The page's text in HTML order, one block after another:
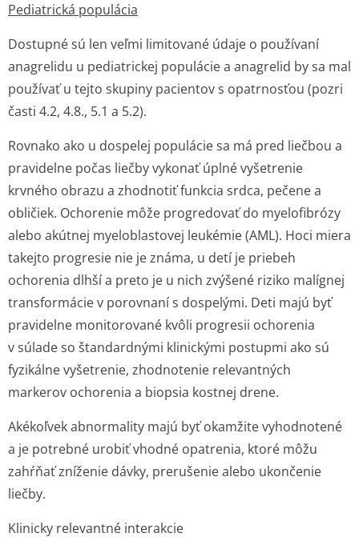
Pediatrická populácia
Dostupné sú len veľmi limitované údaje o používaní
anagrelidu u pediatrickej populácie a anagrelid by sa mal
používať u tejto skupiny pacientov s opatrnosťou (pozri
časti 4.2, 4.8., 5.1 a 5.2).
Rovnako ako u dospelej populácie sa má pred liečbou a
pravidelne počas liečby vykonať úplné vyšetrenie
krvného obrazu a zhodnotiť funkcia srdca, pečene a
obličiek. Ochorenie môže progredovať do myelofibrózy
alebo akútnej myeloblastovej leukémie (AML). Hoci miera
takejto progresie nie je známa, u detí je priebeh
ochorenia dlhší a preto je u nich zvýšené riziko malígnej
transformácie v porovnaní s dospelými. Deti majú byť
pravidelne monitorované kvôli progresii ochorenia
v súlade so štandardnými klinickými postupmi ako sú
fyzikálne vyšetrenie, zhodnotenie relevantných
markerov ochorenia a biopsia kostnej drene.
Akékoľvek abnormality majú byť okamžite vyhodnotené
a je potrebné urobiť vhodné opatrenia, ktoré môžu
zahŕňať zníženie dávky, prerušenie alebo ukončenie
liečby.
Klinicky relevantné interakcie